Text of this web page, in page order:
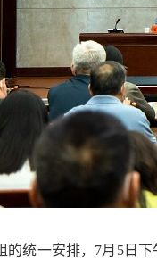
的统一安排，7月5日下